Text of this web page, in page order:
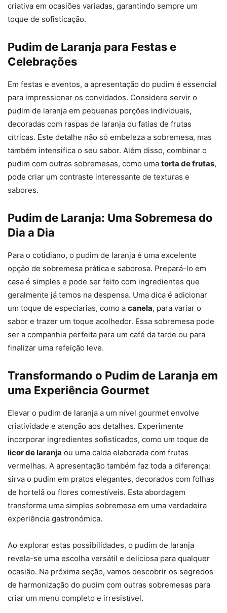
criativa em ocasiões variadas, garantindo sempre um
toque de sofisticação.
Pudim de Laranja para Festas e
Celebrações
Em festas e eventos, a apresentação do pudim é essencial
para impressionar os convidados. Considere servir o
pudim de laranja em pequenas porções individuais,
decoradas com raspas de laranja ou fatias de frutas
cítricas. Este detalhe não só embeleza a sobremesa, mas
também intensifica o seu sabor. Além disso, combinar o
pudim com outras sobremesas, como uma torta de frutas,
pode criar um contraste interessante de texturas e
sabores.
Pudim de Laranja: Uma Sobremesa do
Dia a Dia
Para o cotidiano, o pudim de laranja é uma excelente
opção de sobremesa prática e saborosa. Prepará-lo em
casa é simples e pode ser feito com ingredientes que
geralmente já temos na despensa. Uma dica é adicionar
um toque de especiarias, como a canela, para variar o
sabor e trazer um toque acolhedor. Essa sobremesa pode
ser a companhia perfeita para um café da tarde ou para
finalizar uma refeição leve.
Transformando o Pudim de Laranja em
uma Experiência Gourmet
Elevar o pudim de laranja a um nível gourmet envolve
criatividade e atenção aos detalhes. Experimente
incorporar ingredientes sofisticados, como um toque de
licor de laranja ou uma calda elaborada com frutas
vermelhas. A apresentação também faz toda a diferença:
sirva o pudim em pratos elegantes, decorados com folhas
de hortelã ou flores comestíveis. Esta abordagem
transforma uma simples sobremesa em uma verdadeira
experiência gastronómica.
Ao explorar estas possibilidades, o pudim de laranja
revela-se uma escolha versátil e deliciosa para qualquer
ocasião. Na próxima seção, vamos descobrir os segredos
de harmonização do pudim com outras sobremesas para
criar um menu completo e irresistível.